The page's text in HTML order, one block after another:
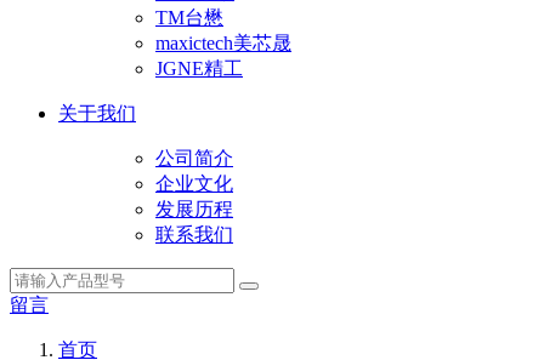
TM台懋
maxictech美芯晟
JGNE精工
关于我们
公司简介
企业文化
发展历程
联系我们
留言
首页